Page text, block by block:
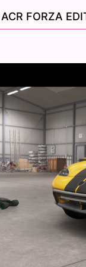
FORZA